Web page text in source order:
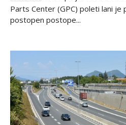
Parts Center (GPC) poleti lani je
postopen postope...